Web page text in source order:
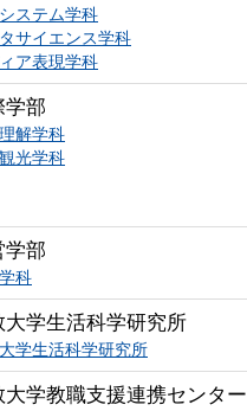
ステム学科
サイエンス学科
ア表現学科
学部
解学科
光学科
学部
科
大学生活科学研究所
学生活科学研究所
大学教職支援連携センター